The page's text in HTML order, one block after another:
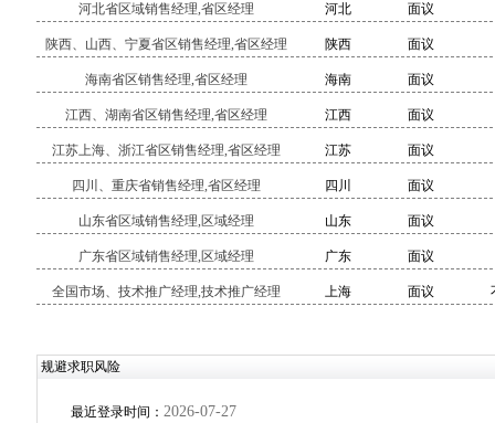
河北省区域销售经理,省区经理 河北 面议
陕西、山西、宁夏省区销售经理,省区经理 陕西 面议
海南省区销售经理,省区经理 海南 面议
江西、湖南省区销售经理,省区经理 江西 面议
江苏上海、浙江省区销售经理,省区经理 江苏 面议
四川、重庆省销售经理,省区经理 四川 面议
山东省区域销售经理,区域经理 山东 面议
广东省区域销售经理,区域经理 广东 面议
全国市场、技术推广经理,技术推广经理 上海 面议
规避求职风险
最近登录时间： 2026-07-27